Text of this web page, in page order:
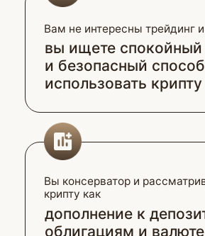
— и с более высокой доходностью
Вы хотите хранить часть
денег без контроля банка
Если вы ищите вложения с целью
без проблем
Вы хотите делать
международные переводы
за минуту,